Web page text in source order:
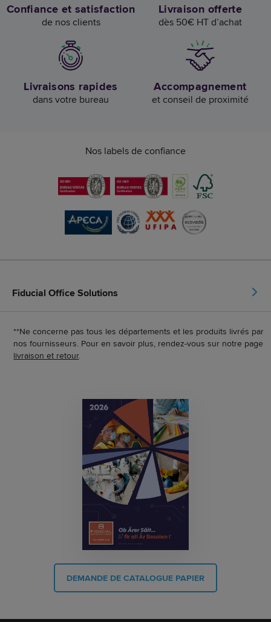
Confiance et satisfaction
de nos clients
Livraison offerte
dès 50€ HT d’achat
Livraisons rapides
dans votre bureau
Accompagnement
et conseil de proximité
Nos labels de confiance
Fiducial Office Solutions
**Ne concerne pas tous les départements et les produits livrés par
nos fournisseurs. Pour en savoir plus, rendez-vous sur notre page
livraison et retour.
DEMANDE DE CATALOGUE PAPIER